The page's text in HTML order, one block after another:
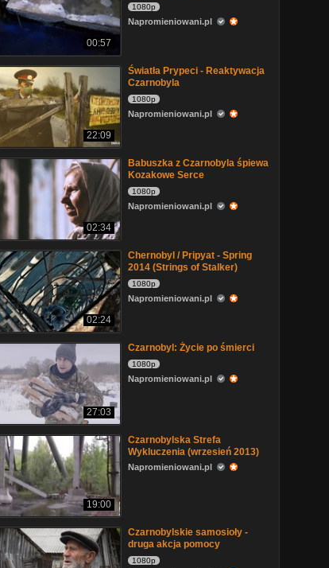
00:57
1080p
Napromieniowani.pl
22:09
Światła Prypeci - Reaktywacja
Czarnobyla
1080p
Napromieniowani.pl
02:34
Babuszka z Czarnobyla śpiewa
Kozakowe Serce
1080p
Napromieniowani.pl
02:24
Chernobyl / Pripyat - Spring
2014 (Strings of Stalker)
1080p
Napromieniowani.pl
27:03
Czarnobyl: Życie po śmierci
1080p
Napromieniowani.pl
19:00
Czarnobylska Strefa
Wykluczenia (wrzesień 2013)
Napromieniowani.pl
Czarnobylskie samosioły -
druga akcja pomocy
1080p